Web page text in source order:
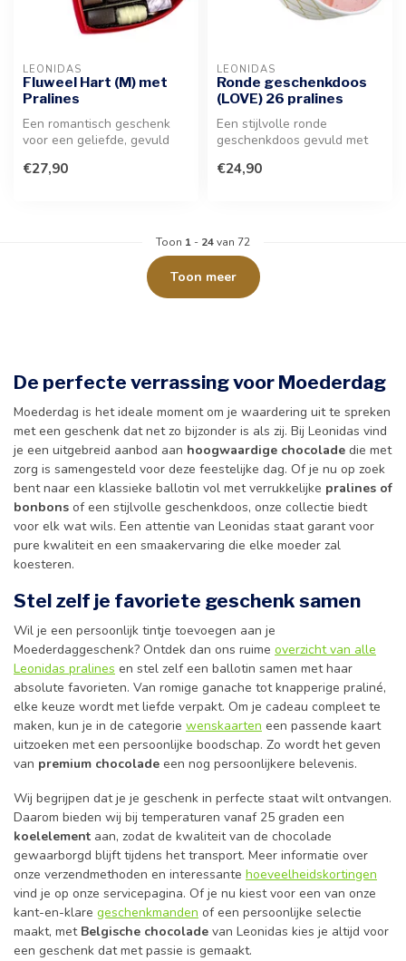
LEONIDAS
Fluweel Hart (M) met
Pralines
Een romantisch geschenk
voor een geliefde, gevuld
van...
€27,90
LEONIDAS
Ronde geschenkdoos
(LOVE) 26 pralines
Een stijlvolle ronde
geschenkdoos gevuld met
stuks...
€24,90
Toon 1 - 24van 72
Toon meer
De perfecte verrassing voor Moederdag
Moederdag is het ideale moment om je waardering uit te spreken
met een geschenk dat net zo bijzonder is als zij. Bij Leonidas vind
je een uitgebreid aanbod aan hoogwaardige chocolade die met
zorg is samengesteld voor deze feestelijke dag. Of je nu op zoek
bent naar een klassieke ballotin vol met verrukkelijke pralines of
bonbons of een stijlvolle geschenkdoos, onze collectie biedt
voor elk wat wils. Een attentie van Leonidas staat garant voor
pure kwaliteit en een smaakervaring die elke moeder zal
koesteren.
Stel zelf je favoriete geschenk samen
Wil je een persoonlijk tintje toevoegen aan je
Moederdaggeschenk? Ontdek dan ons ruime overzicht van alle
Leonidas pralines en stel zelf een ballotin samen met haar
absolute favorieten. Van romige ganache tot knapperige praliné,
elke keuze wordt met liefde verpakt. Om je cadeau compleet te
maken, kun je in de categorie wenskaarten een passende kaart
uitzoeken met een persoonlijke boodschap. Zo wordt het geven
van premium chocolade een nog persoonlijkere belevenis.
Wij begrijpen dat je je geschenk in perfecte staat wilt ontvangen.
Daarom bieden wij bij temperaturen vanaf 25 graden een
koelelement aan, zodat de kwaliteit van de chocolade
gewaarborgd blijft tijdens het transport. Meer informatie over
onze verzendmethoden en interessante hoeveelheidskortingen
vind je op onze servicepagina. Of je nu kiest voor een van onze
kant-en-klare geschenkmanden of een persoonlijke selectie
maakt, met Belgische chocolade van Leonidas kies je altijd voor
een geschenk dat met passie is gemaakt.